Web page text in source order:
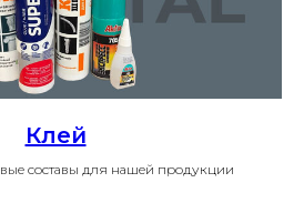
Клей
составы для нашей продукции